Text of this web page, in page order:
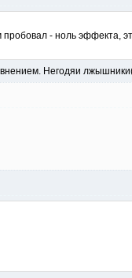
- ноль эффекта,
Негодяи